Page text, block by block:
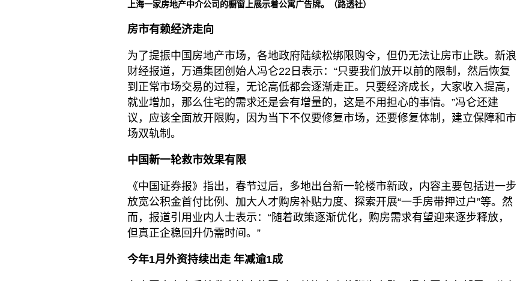
上海一家房地产中介公司的橱窗上展示着公寓广告牌。（路透社）
房市有赖经济走向
为了提振中国房地产市场，各地政府陆续松绑限购令，但仍无法让房市止跌。新浪
财经报道，万通集团创始人冯仑22日表示：“只要我们放开以前的限制，然后恢复
到正常市场交易的过程，无论高低都会逐渐走正。只要经济成长，大家收入提高，
就业增加，那么住宅的需求还是会有增量的，这是不用担心的事情。”冯仑还建
议，应该全面放开限购，因为当下不仅要修复市场，还要修复体制，建立保障和市
场双轨制。
中国新一轮救市效果有限
《中国证券报》指出，春节过后，多地出台新一轮楼市新政，内容主要包括进一步
放宽公积金首付比例、加大人才购房补贴力度、探索开展“一手房带押过户”等。然
而，报道引用业内人士表示：“随着政策逐渐优化，购房需求有望迎来逐步释放，
但真正企稳回升仍需时间。”
今年1月外资持续出走 年减逾1成